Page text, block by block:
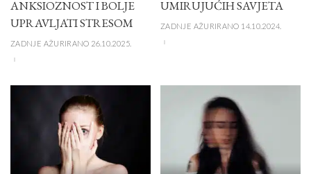
ANKSIOZNOST I BOLJE
UPRAVLJATI STRESOM
ZADNJE AŽURIRANO 26.10.2025.
UMIRUJUĆIH SAVJETA
ZADNJE AŽURIRANO 14.10.2024.